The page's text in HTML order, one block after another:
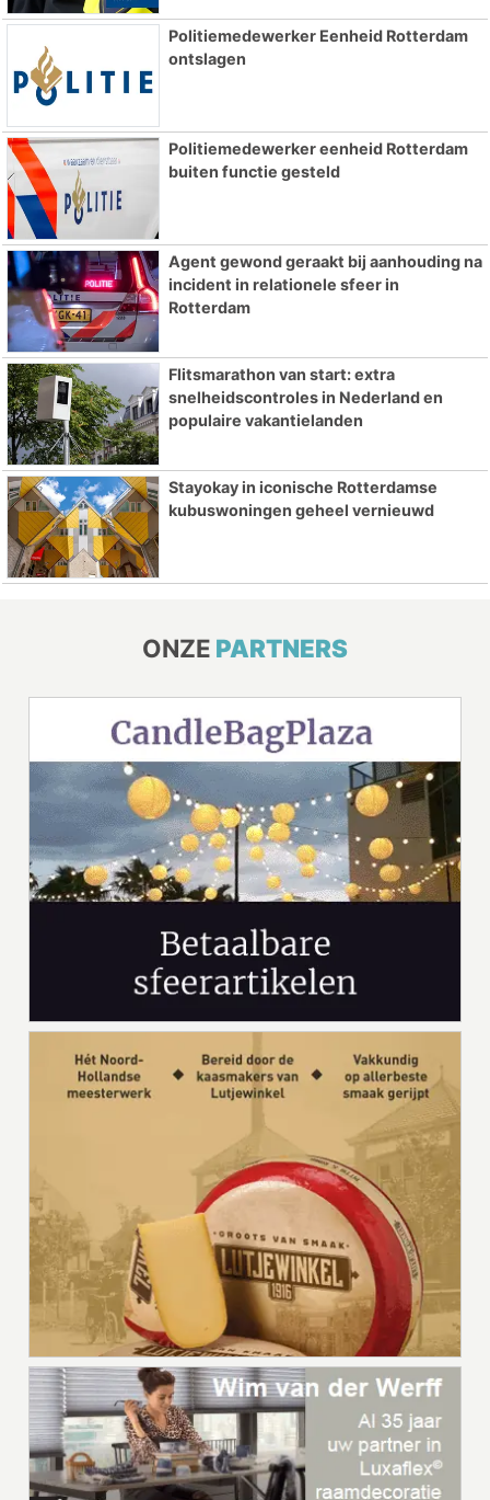
Politiemedewerker Eenheid Rotterdam
ontslagen
Politiemedewerker eenheid Rotterdam
buiten functie gesteld
Agent gewond geraakt bij aanhouding na
incident in relationele sfeer in
Rotterdam
Flitsmarathon van start: extra
snelheidscontroles in Nederland en
populaire vakantielanden
Stayokay in iconische Rotterdamse
kubuswoningen geheel vernieuwd
ONZE PARTNERS